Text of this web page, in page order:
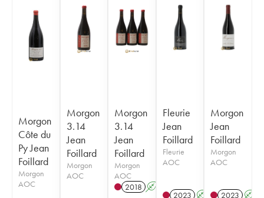
Morgon
Côte du
Py Jean
Foillard
Morgon
AOC
Morgon
3.14
Jean
Foillard
Morgon
AOC
Morgon
3.14
Jean
Foillard
Morgon
AOC
2018 A
Fleurie
Jean
Foillard
Fleurie
AOC
2023 A K
Morgon
Jean
Foillard
Morgon
AOC
2023 A